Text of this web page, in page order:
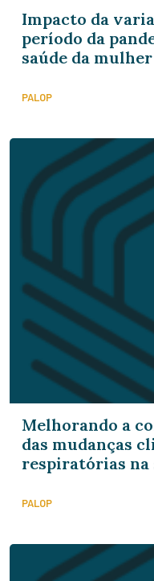
Impacto da
período da
saúde da
PALOP
Melhorando a
das mudanças
respiratórias na
expressão
PALOP